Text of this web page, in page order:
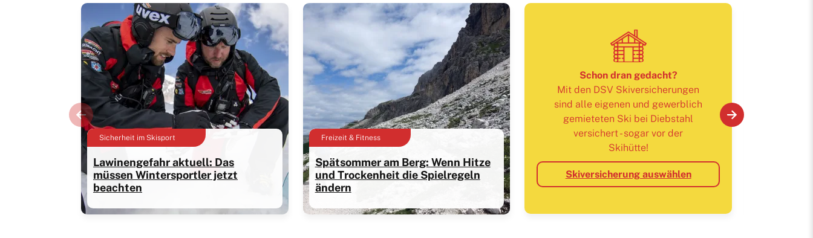
Sicherheit im Skisport
Lawinengefahr aktuell: Das
müssen Wintersportler jetzt
beachten
Freizeit & Fitness
Spätsommer am Berg: Wenn Hitze
und Trockenheit die Spielregeln
ändern
Schon dran gedacht?
Mit den DSV Skiversicherungen
sind alle eigenen und gewerblich
gemieteten Ski bei Diebstahl
versichert - sogar vor der
Skihütte!
Skiversicherung auswählen